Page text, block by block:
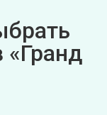
«Гранд